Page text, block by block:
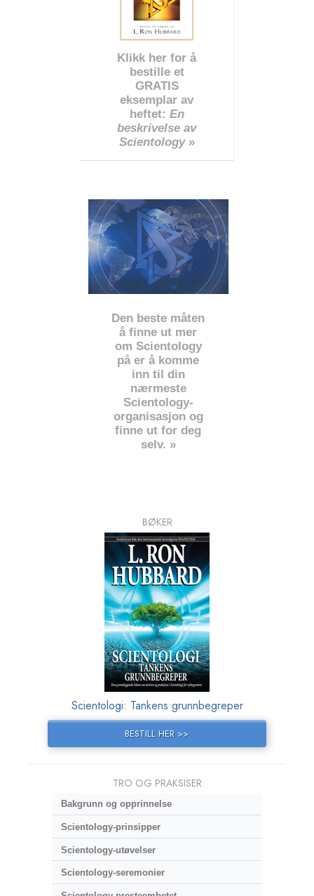
Klikk her for å
bestille et
GRATIS
eksemplar av
heftet: En
beskrivelse av
Scientology»
Den beste måten
å finne ut mer
om Scientology
på er å komme
inn til din
nærmeste
Scientology-
organisasjon og
finne ut for deg
selv. »
BØKER
Scientologi: Tankens grunnbegreper
BESTILL HER >>
TRO OG PRAKSISER
Bakgrunn og opprinnelse
Scientology-prinsipper
Scientology-utøvelser
Scientology-seremonier